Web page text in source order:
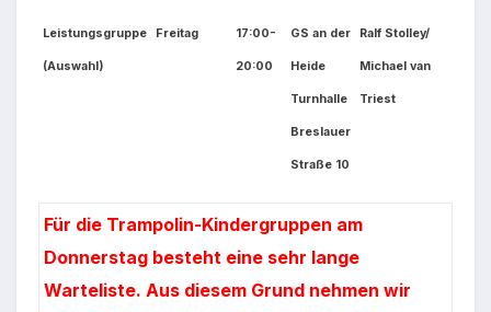
Leistungsgruppe
(Auswahl)
Freitag 17:00-
20:00
GS an der
Heide
Turnhalle
Breslauer
Straße 10
Ralf Stolley/
Michael van
Triest
Für die Trampolin-Kindergruppen am
Donnerstag besteht eine sehr lange
Warteliste. Aus diesem Grund nehmen wir